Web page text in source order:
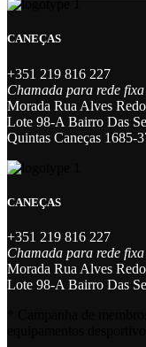
CANEÇAS
+351 219 816 227
Chamada para rede
Morada Rua Alves
Lote 98-A Bairro Das
Quintas Caneças 1685-
CANEÇAS
+351 219 816 227
Chamada para rede
Morada Rua Alves
Lote 98-A Bairro Das